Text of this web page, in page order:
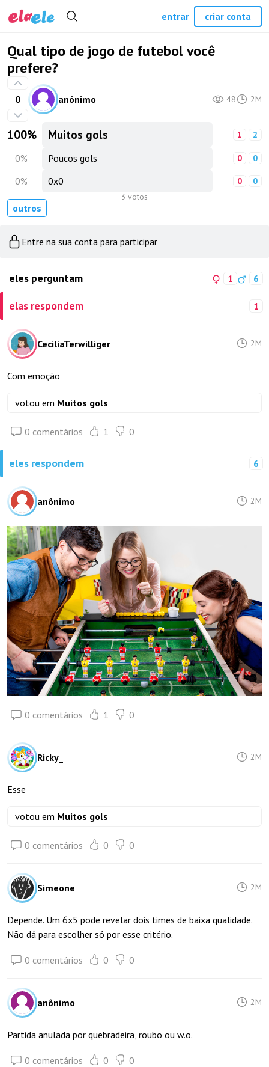
Qual tipo de jogo de futebol você
prefere?
0 anônimo 48 2M
100% Muitos gols 1 2
0% Poucos gols 0 0
0% 0x0 0
0
3 votos
outros
Entre na sua conta para participar
eles perguntam 1 6
elas respondem 1
CeciliaTerwilliger 2M
Com emoção
votou em Muitos gols
0 comentários 1 0
eles respondem 6
anônimo 2M
0 comentários 1 0
Ricky_ 2M
Esse
votou em Muitos gols
0 comentários 0 0
Simeone 2M
Depende. Um 6x5 pode revelar dois times de baixa qualidade.
Não dá para escolher só por esse critério.
0 comentários 0 0
anônimo 2M
Partida anulada por quebradeira, roubo ou w.o.
0 comentários 0 0
entrar criar conta